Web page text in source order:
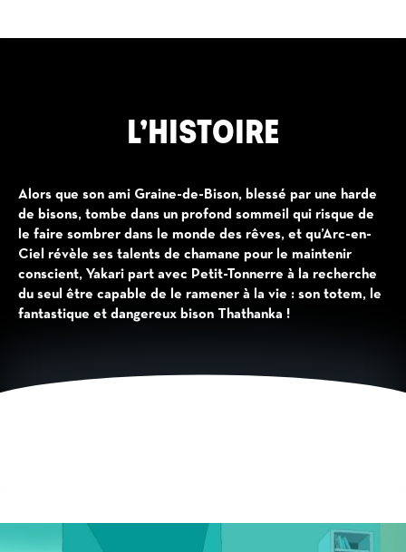
L’HISTOIRE
Alors que son ami Graine-de-Bison, blessé par une harde
de bisons, tombe dans un profond sommeil qui risque de
le faire sombrer dans le monde des rêves, et qu’Arc-en-
Ciel révèle ses talents de chamane pour le maintenir
conscient, Yakari part avec Petit-Tonnerre à la recherche
du seul être capable de le ramener à la vie : son totem, le
fantastique et dangereux bison Thathanka !